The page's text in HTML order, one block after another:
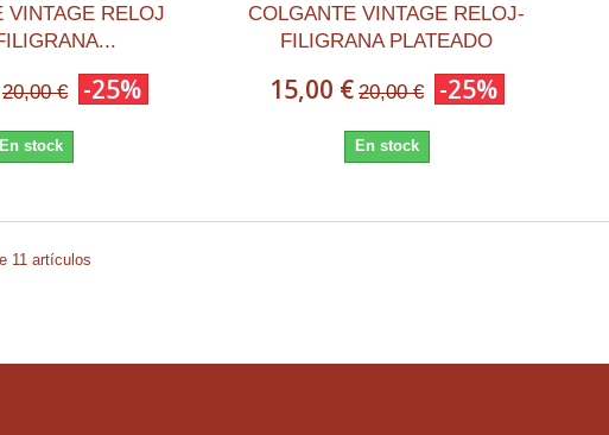
VINTAGE RELOJ
20,00 € -25%
En stock
COLGANTE VINTAGE RELOJ-
FILIGRANA PLATEADO
15,00 € 20,00 € -25%
En stock
11 artículos